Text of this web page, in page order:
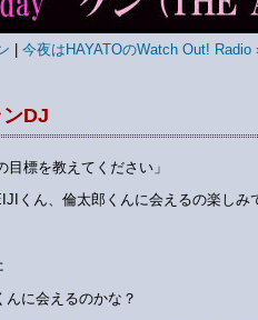
今夜はHAYATOのWatch Out! Radio
DJ
標を教えてください」
くん、倫太郎くんに会えるの楽しみ
に会えるのかな？